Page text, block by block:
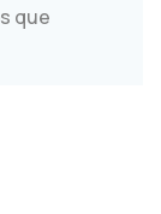
que